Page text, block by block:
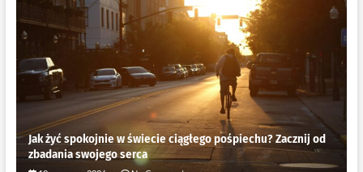
Jak żyć spokojnie w świecie ciągłego pośpiechu? Zacznij od
zbadania swojego serca